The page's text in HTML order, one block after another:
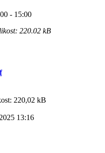
- 15:00
220.02 kB
220,02 kB
13:16